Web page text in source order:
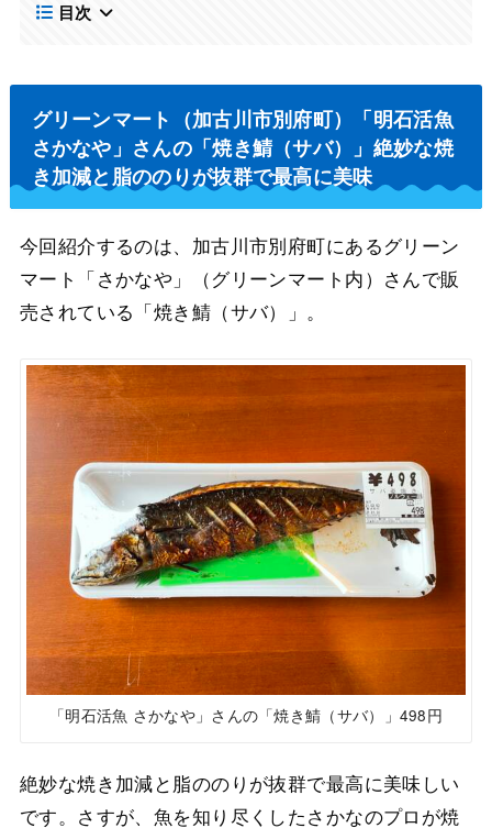
目次
グリーンマート（加古川市別府町）「明石活魚
さかなや」さんの「焼き鯖（サバ）」絶妙な焼
き加減と脂ののりが抜群で最高に美味
今回紹介するのは、加古川市別府町にあるグリーン
マート「さかなや」（グリーンマート内）さんで販
売されている「焼き鯖（サバ）」。
「明石活魚 さかなや」さんの「焼き鯖（サバ）」498円
絶妙な焼き加減と脂ののりが抜群で最高に美味しい
です。さすが、魚を知り尽くしたさかなのプロが焼